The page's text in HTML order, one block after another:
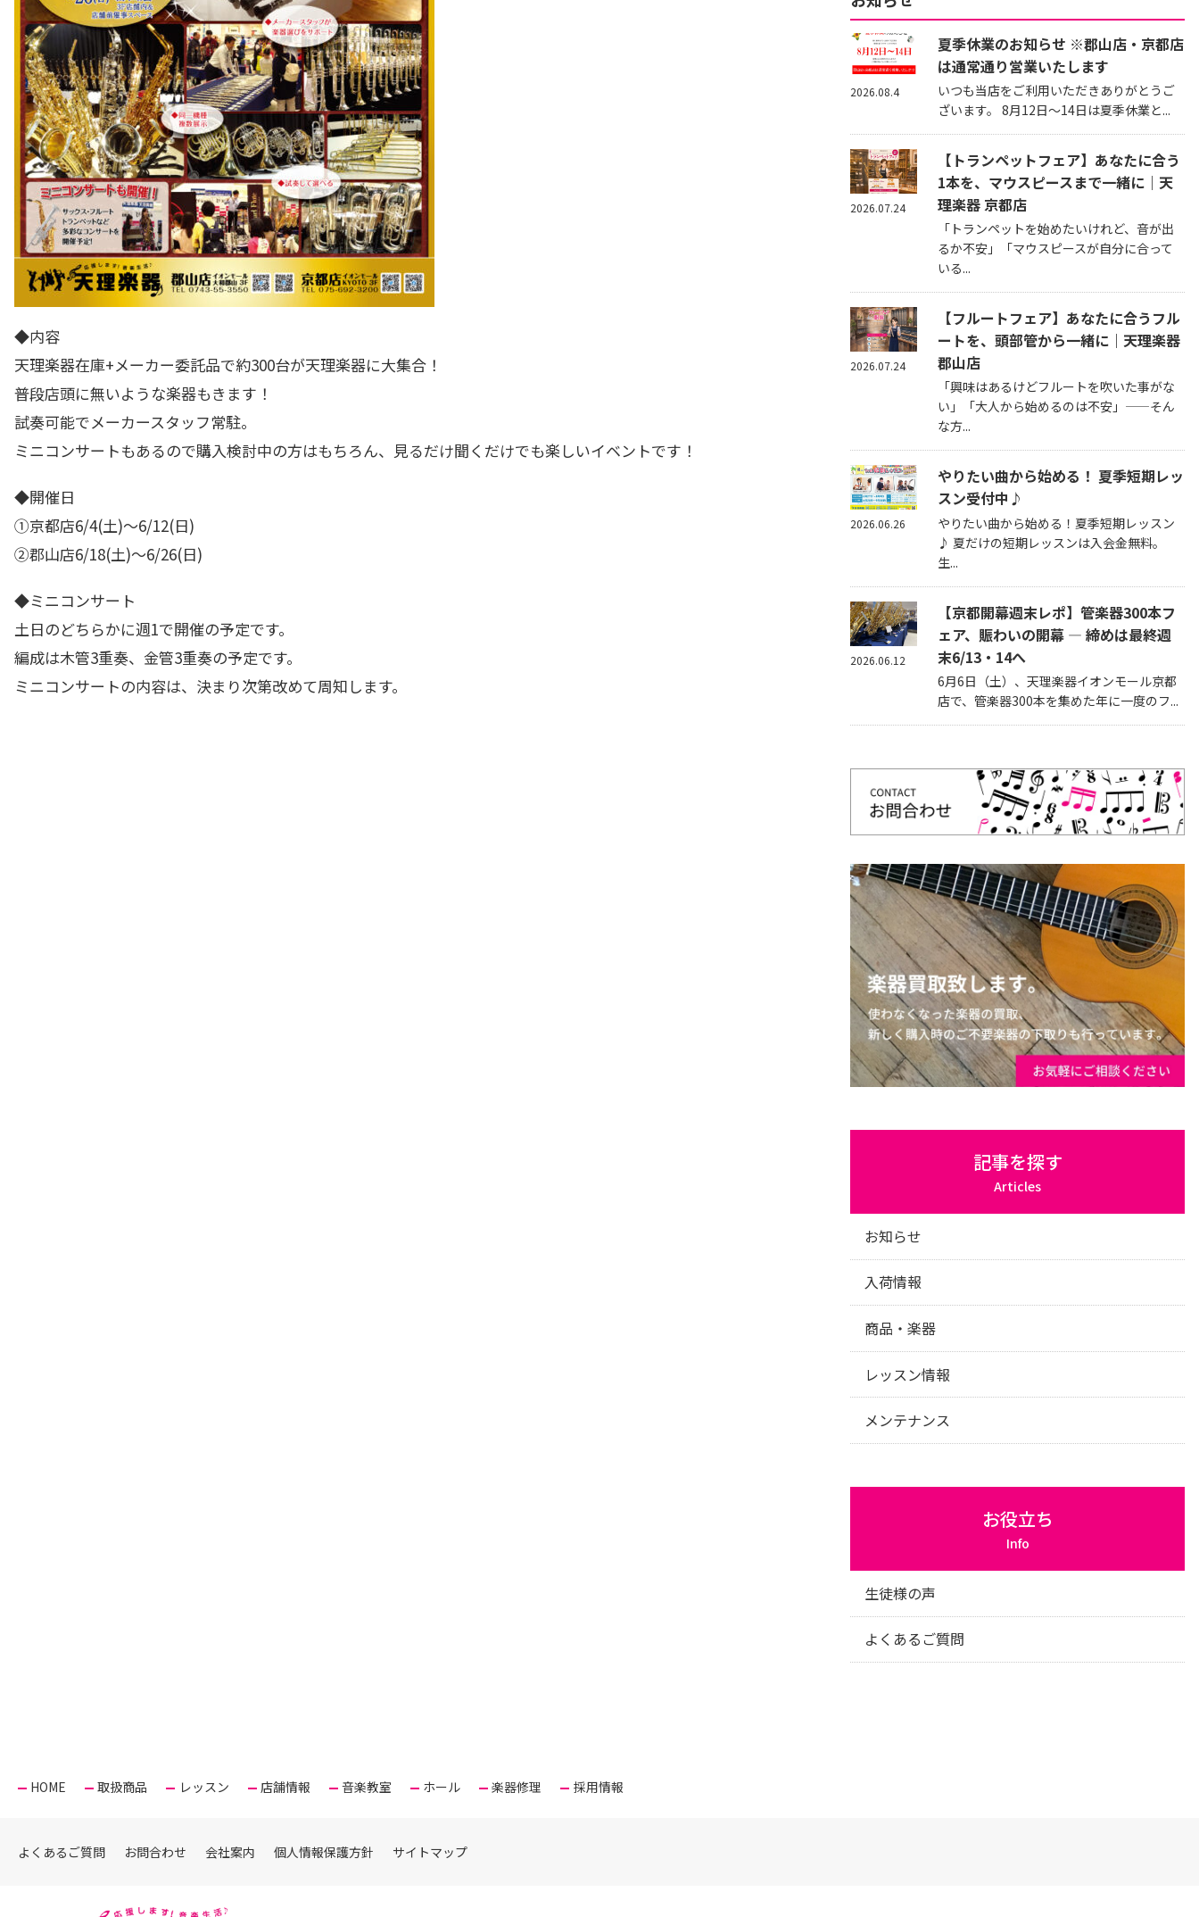
◆内容
天理楽器在庫+メーカー委託品で約300台が天理楽器に大集合！
普段店頭に無いような楽器もきます！
試奏可能でメーカースタッフ常駐。
ミニコンサートもあるので購入検討中の方はもちろん、見るだけ聞くだけでも楽しいイベントです！
◆開催日
①京都店6/4(土)～6/12(日)
②郡山店6/18(土)～6/26(日)
◆ミニコンサート
土日のどちらかに週1で開催の予定です。
編成は木管3重奏、金管3重奏の予定です。
ミニコンサートの内容は、決まり次第改めて周知します。
夏季休業のお知らせ ※郡山店・京都店
は通常通り営業いたします
いつも当店をご利用いただきありがとうご
ざいます。 8月12日～14日は夏季休業と...
2026.08.4
【トランペットフェア】あなたに合う
1本を、マウスピースまで一緒に｜天
理楽器 京都店
「トランペットを始めたいけれど、音が出
るか不安」「マウスピースが自分に合って
いる...
2026.07.24
【フルートフェア】あなたに合うフル
ートを、頭部管から一緒に｜天理楽器
郡山店
「興味はあるけどフルートを吹いた事がな
い」「大人から始めるのは不安」——そん
な方...
2026.07.24
やりたい曲から始める！ 夏季短期レッ
スン受付中♪
やりたい曲から始める！夏季短期レッスン
♪ 夏だけの短期レッスンは入会金無料。
生...
2026.06.26
【京都開幕週末レポ】管楽器300本フ
ェア、賑わいの開幕 — 締めは最終週
末6/13・14へ
6月6日（土）、天理楽器イオンモール京都
店で、管楽器300本を集めた年に一度のフ...
2026.06.12
記事を探す
Articles
お知らせ
入荷情報
商品・楽器
レッスン情報
メンテナンス
お役立ち
Info
生徒様の声
よくあるご質問
HOME 取扱商品 レッスン 店舗情報 音楽教室 ホール 楽器修理 採用情報
よくあるご質問 お問合わせ 会社案内 個人情報保護方針 サイトマップ